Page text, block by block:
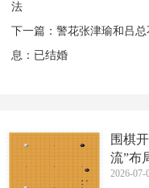
法
下一篇： 警花张津瑜和吕
息：已结婚
围棋
流”布
2026-07-